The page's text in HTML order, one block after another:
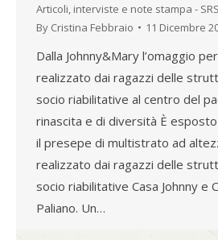
Articoli, interviste e note stampa -
By Cristina Febbraio 11 Dicembre
Dalla Johnny&Mary l’omaggio
realizzato dai ragazzi delle
socio riabilitative al centro del
rinascita e di diversità È
il presepe di multistrato ad
realizzato dai ragazzi delle
socio riabilitative Casa Johnny e
Paliano. Un…